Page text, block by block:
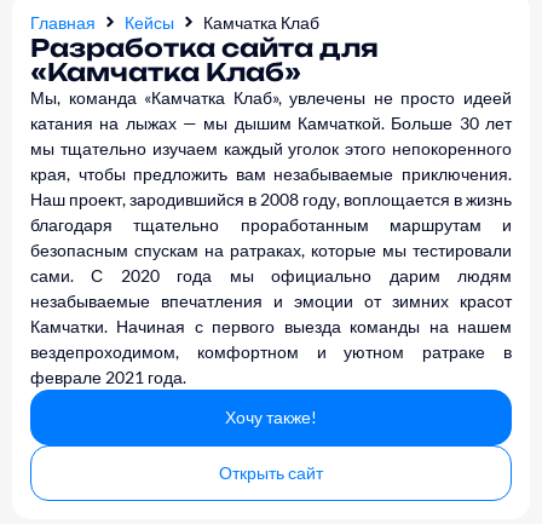
Главная Кейсы Камчатка Клаб
Разработка сайта для
«Камчатка Клаб»
Мы, команда «Камчатка Клаб», увлечены не просто идеей
катания на лыжах — мы дышим Камчаткой. Больше 30 лет
мы тщательно изучаем каждый уголок этого непокоренного
края, чтобы предложить вам незабываемые приключения.
Наш проект, зародившийся в 2008 году, воплощается в жизнь
благодаря тщательно проработанным маршрутам и
безопасным спускам на ратраках, которые мы тестировали
сами. С 2020 года мы официально дарим людям
незабываемые впечатления и эмоции от зимних красот
Камчатки. Начиная с первого выезда команды на нашем
вездепроходимом, комфортном и уютном ратраке в
феврале 2021 года.
Хочу также!
Открыть сайт